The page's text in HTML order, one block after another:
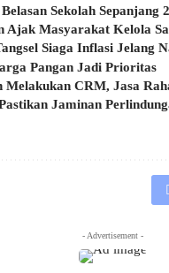
Sekolah Sepanjang
Ajak Masyarakat Kelola
Siaga Inflasi Jelang
Pangan Jadi Prioritas
Melakukan CRM, Jasa
Jaminan
- Advertisement -